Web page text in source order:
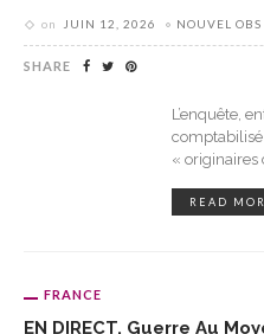
on JUIN 12, 2026 NOUVEL OBS
SHARE
L’enquête,
« originaires
READ
FRANCE
EN DIRECT, Guerre Au